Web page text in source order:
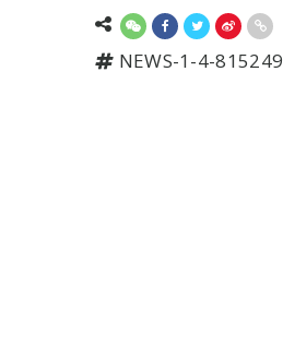
NEWS-1-4-815249